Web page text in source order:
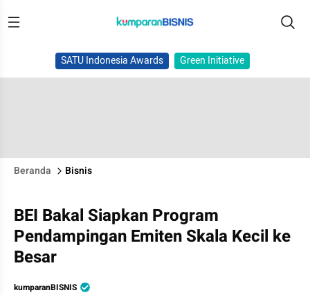
SATU Indonesia Awards Green Initiative
Beranda Bisnis
BEI Bakal Siapkan Program
Pendampingan Emiten Skala Kecil ke
Besar
kumparanBISNIS